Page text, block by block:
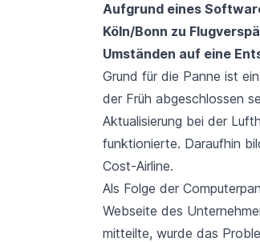
Aufgrund eines
Köln/Bonn zu
Umständen auf eine
Grund für die Panne ist
der Früh abgeschlossen
Aktualisierung bei der
funktionierte. Daraufhin
Cost-Airline.
Als Folge der
Webseite des
mitteilte, wurde das